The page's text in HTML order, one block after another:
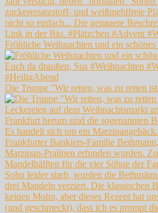
Fröhliche Weihnachten und ein
Die Truppe "Wir retten, was zu retten